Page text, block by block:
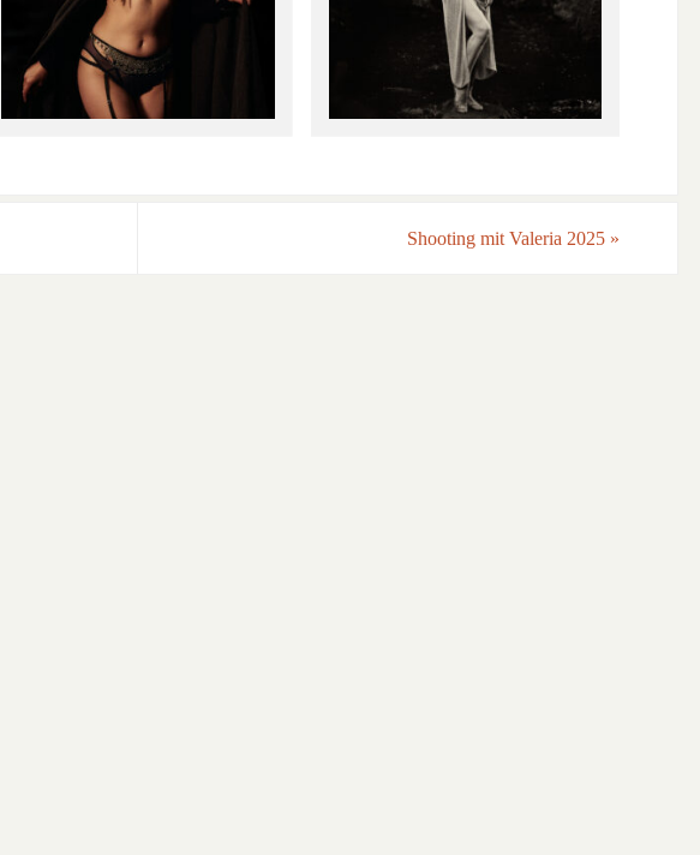
Shooting mit Valeria 2025 »